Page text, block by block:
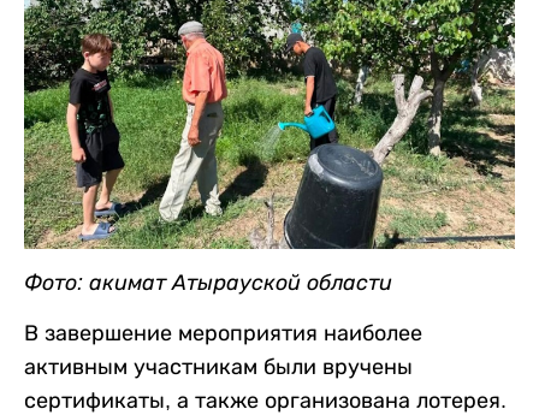
Фото: акимат Атырауской области
В завершение мероприятия наиболее
активным участникам были вручены
сертификаты, а также организована лотерея.